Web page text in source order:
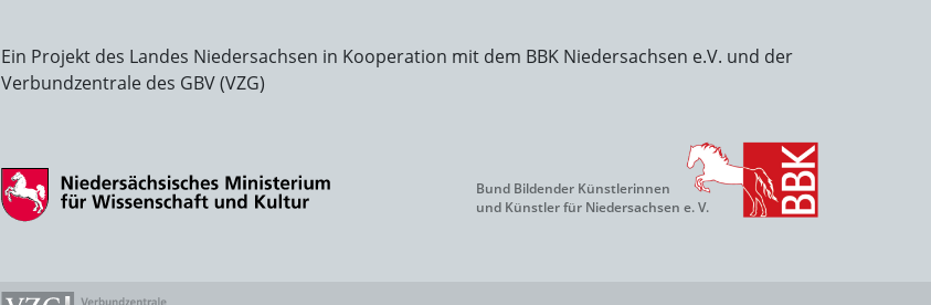
Ein Projekt des Landes Niedersachsen in Kooperation mit dem BBK Niedersachsen e.V. und der
Verbundzentrale des GBV (VZG)
Bund Bildender Künstlerinnen
und Künstler für Niedersachsen e. V.